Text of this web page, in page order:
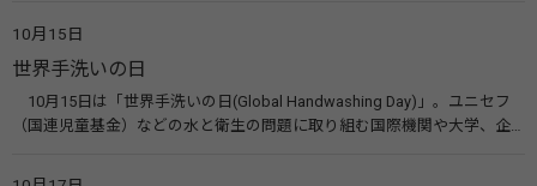
す。 関連リンク 世界メンタルヘルスデー（厚生労働省） 働く人のメンタ
ルヘルス・ポータルサイト「こころの耳」（厚生労働省）
10月15日
世界手洗いの日
10月15日は「世界手洗いの日(Global Handwashing Day)」。ユニセフ
（国連児童基金）などの水と衛生の問題に取り組む国際機関や大学、企